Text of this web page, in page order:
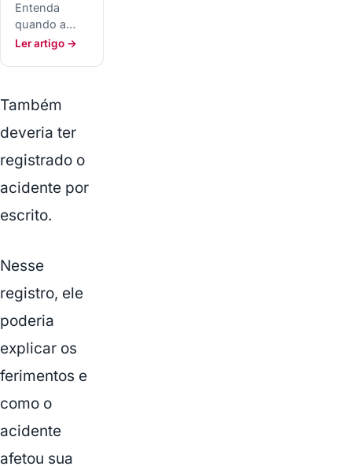
Entenda
quando a
demissão
existe
estabilidade e
o que muda
se o acidente
foi fora do
trabalho.
Ler artigo →
Também
deveria ter
registrado o
acidente por
escrito.
Nesse
registro, ele
poderia
explicar os
ferimentos e
como o
acidente
afetou sua